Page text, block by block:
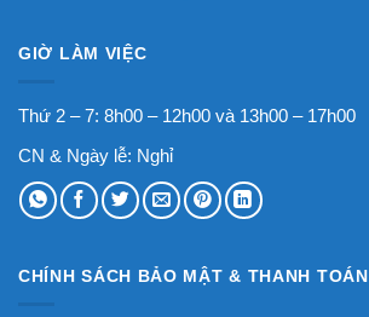
GIỜ LÀM VIỆC
Thứ 2 – 7: 8h00 – 12h00 và 13h00 – 17h00
CN & Ngày lễ: Nghỉ
CHÍNH SÁCH BẢO MẬT & THANH TOÁN